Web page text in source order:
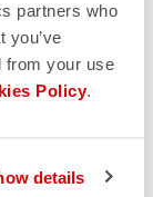
partners who
you’ve
from your use
Policy.
details